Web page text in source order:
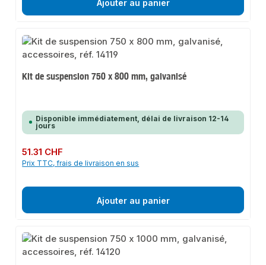
Ajouter au panier
Kit de suspension 750 x 800 mm, galvanisé
Disponible immédiatement, délai de livraison 12-14
jours
Prix régulier :
51.31 CHF
Prix TTC, frais de livraison en sus
Ajouter au panier